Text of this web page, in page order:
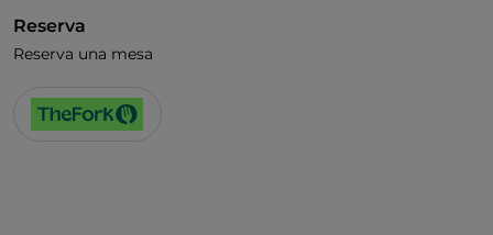
Cocktail
Reserva
Reserva una mesa